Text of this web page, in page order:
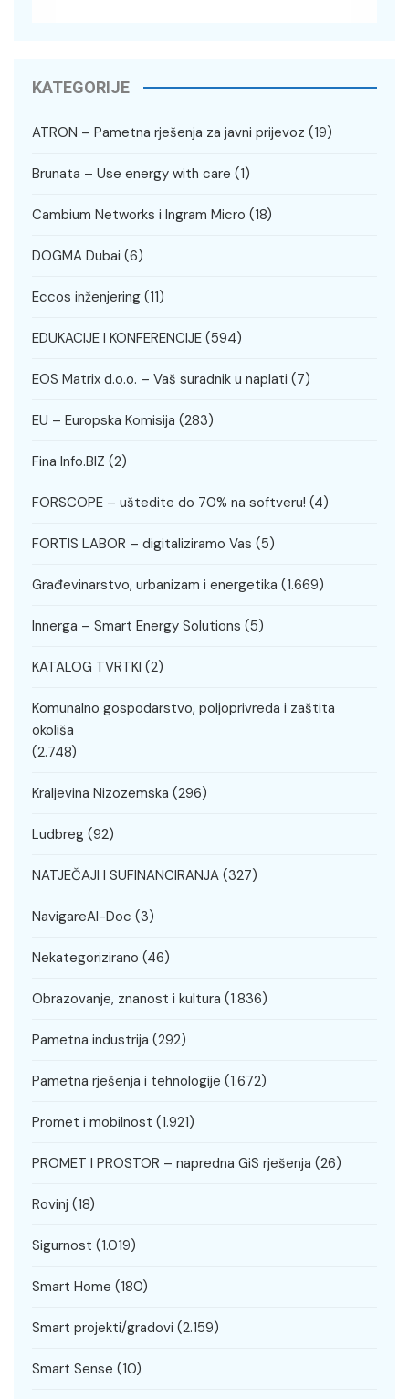
KATEGORIJE
ATRON – Pametna rješenja za javni prijevoz (19)
Brunata – Use energy with care (1)
Cambium Networks i Ingram Micro (18)
DOGMA Dubai (6)
Eccos inženjering (11)
EDUKACIJE I KONFERENCIJE (594)
EOS Matrix d.o.o. – Vaš suradnik u naplati (7)
EU – Europska Komisija (283)
Fina Info.BIZ (2)
FORSCOPE – uštedite do 70% na softveru! (4)
FORTIS LABOR – digitaliziramo Vas (5)
Građevinarstvo, urbanizam i energetika (1.669)
Innerga – Smart Energy Solutions (5)
KATALOG TVRTKI (2)
Komunalno gospodarstvo, poljoprivreda i zaštita
okoliša
(2.748)
Kraljevina Nizozemska (296)
Ludbreg (92)
NATJEČAJI I SUFINANCIRANJA (327)
NavigareAI-Doc (3)
Nekategorizirano (46)
Obrazovanje, znanost i kultura (1.836)
Pametna industrija (292)
Pametna rješenja i tehnologije (1.672)
Promet i mobilnost (1.921)
PROMET I PROSTOR – napredna GiS rješenja (26)
Rovinj (18)
Sigurnost (1.019)
Smart Home (180)
Smart projekti/gradovi (2.159)
Smart Sense (10)